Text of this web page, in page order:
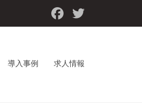
Facebook
Twitter
導入事例 求人情報